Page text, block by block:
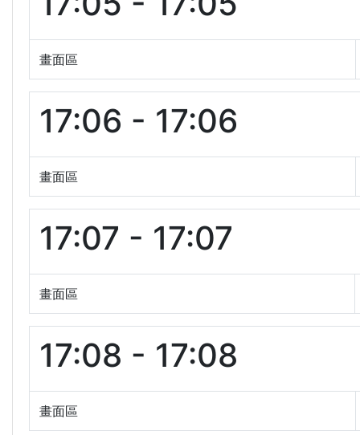
畫面區
17:06 - 17:06
畫面區
17:07 - 17:07
畫面區
17:08 - 17:08
畫面區